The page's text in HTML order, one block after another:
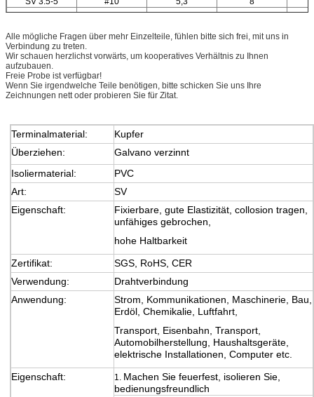
SV 3.5-6
1/4 6,5 12
Alle mögliche Fragen über mehr Einzelteile, fühlen bitte sich frei, mit uns in
Verbindung zu treten.
Wir schauen herzlichst vorwärts, um kooperatives Verhältnis zu Ihnen
aufzubauen.
Freie Probe ist verfügbar!
Wenn Sie irgendwelche Teile benötigen, bitte schicken Sie uns Ihre
Zeichnungen nett oder probieren Sie für Zitat.
Terminalmaterial:
Kupfer
Überziehen:
Galvano verzinnt
Isoliermaterial:
PVC
Art:
SV
Eigenschaft:
Fixierbare, gute Elastizität, collosion tragen,
unfähiges gebrochen,
hohe Haltbarkeit
Zertifikat:
SGS, RoHS, CER
Verwendung:
Drahtverbindung
Anwendung:
Strom, Kommunikationen, Maschinerie, Bau,
Erdöl, Chemikalie, Luftfahrt,
Transport, Eisenbahn, Transport,
Automobilherstellung, Haushaltsgeräte,
elektrische Installationen, Computer etc.
Eigenschaft:
1. Machen Sie feuerfest, isolieren Sie,
bedienungsfreundlich